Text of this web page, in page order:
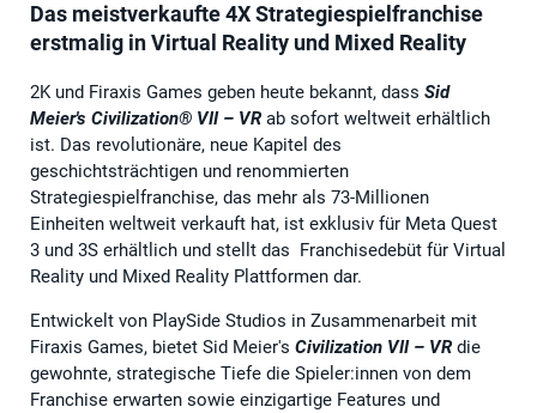
Das meistverkaufte 4X Strategiespielfranchise
erstmalig in Virtual Reality und Mixed Reality
2K und Firaxis Games geben heute bekannt, dass Sid
Meier's Civilization® VII – VR ab sofort weltweit erhältlich
ist. Das revolutionäre, neue Kapitel des
geschichtsträchtigen und renommierten
Strategiespielfranchise, das mehr als 73-Millionen
Einheiten weltweit verkauft hat, ist exklusiv für Meta Quest
3 und 3S erhältlich und stellt das Franchisedebüt für Virtual
Reality und Mixed Reality Plattformen dar.
Entwickelt von PlaySide Studios in Zusammenarbeit mit
Firaxis Games, bietet Sid Meier's Civilization VII – VR die
gewohnte, strategische Tiefe die Spieler:innen von dem
Franchise erwarten sowie einzigartige Features und